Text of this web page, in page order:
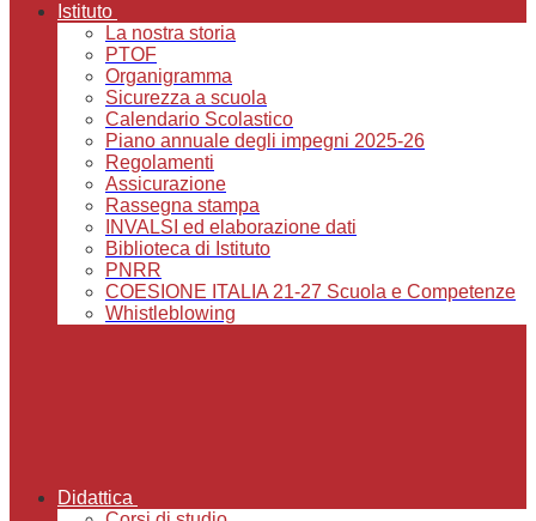
Istituto
La nostra storia
PTOF
Organigramma
Sicurezza a scuola
Calendario Scolastico
Piano annuale degli impegni 2025-26
Regolamenti
Assicurazione
Rassegna stampa
INVALSI ed elaborazione dati
Biblioteca di Istituto
PNRR
COESIONE ITALIA 21-27 Scuola e Competenze
Whistleblowing
Didattica